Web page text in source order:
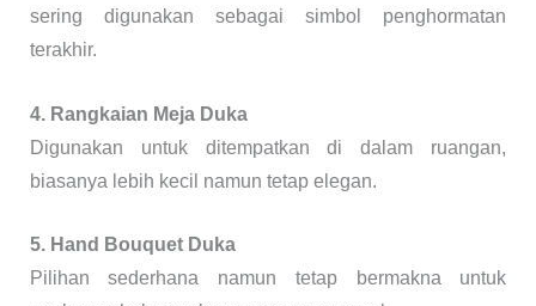
sering digunakan sebagai simbol penghormatan
terakhir.
4. Rangkaian Meja Duka
Digunakan untuk ditempatkan di dalam ruangan,
biasanya lebih kecil namun tetap elegan.
5. Hand Bouquet Duka
Pilihan sederhana namun tetap bermakna untuk